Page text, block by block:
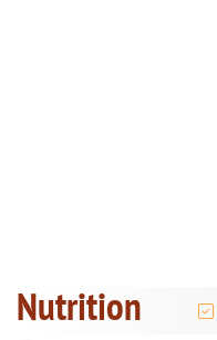
Nutrition